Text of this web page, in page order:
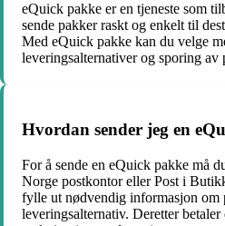
eQuick pakke er en tjeneste som
sende pakker raskt og enkelt til
Med eQuick pakke kan du velge
leveringsalternativer og sporing av
Hvordan sender jeg en
For å sende en eQuick pakke må
Norge postkontor eller Post i
fylle ut nødvendig informasjon om
leveringsalternativ. Deretter